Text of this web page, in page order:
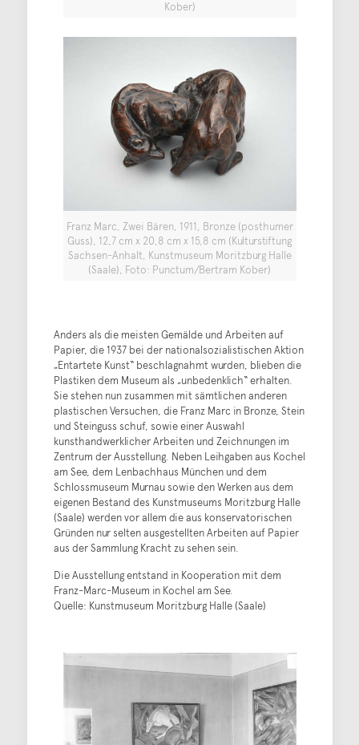
Kober)
Franz Marc, Zwei Bären, 1911, Bronze (posthumer
Guss), 12,7 cm x 20,8 cm x 15,8 cm (Kulturstiftung
Sachsen-Anhalt, Kunstmuseum Moritzburg Halle
(Saale), Foto: Punctum/Bertram Kober)
Anders als die meisten Gemälde und Arbeiten auf
Papier, die 1937 bei der nationalsozialistischen Aktion
„Entartete Kunst“ beschlagnahmt wurden, blieben die
Plastiken dem Museum als „unbedenklich“ erhalten.
Sie stehen nun zusammen mit sämtlichen anderen
plastischen Versuchen, die Franz Marc in Bronze, Stein
und Steinguss schuf, sowie einer Auswahl
kunsthandwerklicher Arbeiten und Zeichnungen im
Zentrum der Ausstellung. Neben Leihgaben aus Kochel
am See, dem Lenbachhaus München und dem
Schlossmuseum Murnau sowie den Werken aus dem
eigenen Bestand des Kunstmuseums Moritzburg Halle
(Saale) werden vor allem die aus konservatorischen
Gründen nur selten ausgestellten Arbeiten auf Papier
aus der Sammlung Kracht zu sehen sein.
Die Ausstellung entstand in Kooperation mit dem
Franz-Marc-Museum in Kochel am See.
Quelle: Kunstmuseum Moritzburg Halle (Saale)